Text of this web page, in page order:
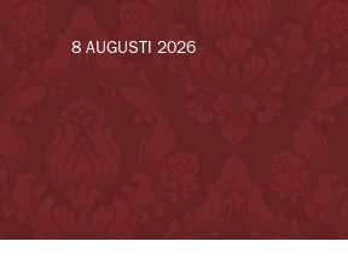
8 AUGUSTI 2026